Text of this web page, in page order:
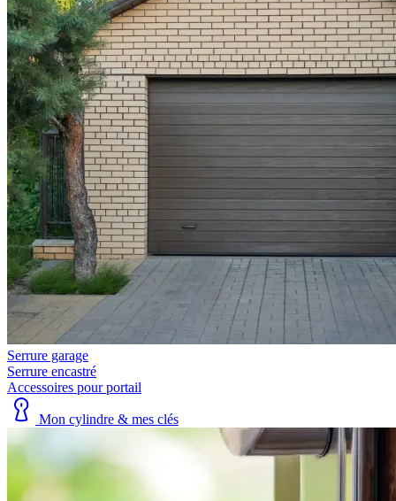
Serrure garage
Serrure encastré
Accessoires pour portail
Mon cylindre & mes clés